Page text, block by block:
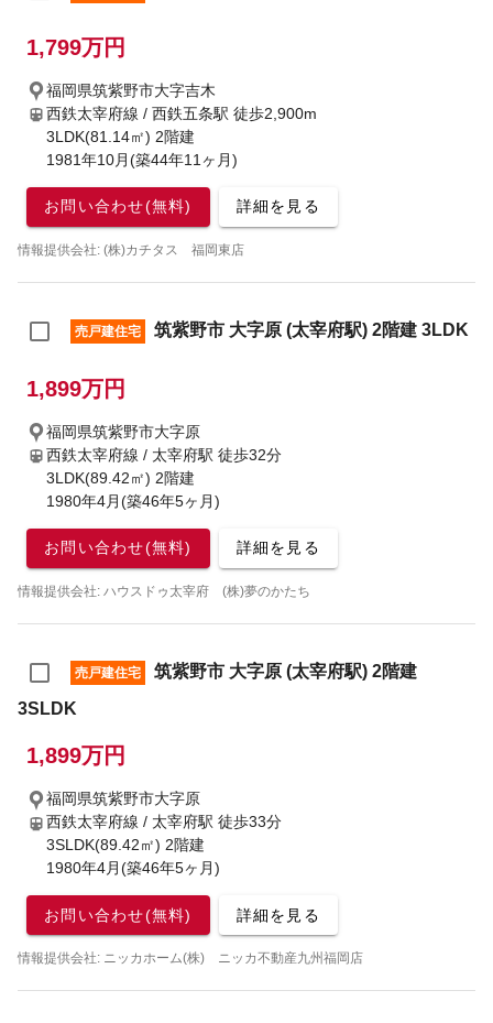
1,799万円
福岡県筑紫野市大字吉木
西鉄太宰府線 / 西鉄五条駅 徒歩2,900m
3LDK(81.14㎡) 2階建
1981年10月(築44年11ヶ月)
お問い合わせ(無料) 詳細を見る
情報提供会社: (株)カチタス 福岡東店
売戸建住宅 筑紫野市 大字原 (太宰府駅) 2階建 3LDK
1,899万円
福岡県筑紫野市大字原
西鉄太宰府線 / 太宰府駅 徒歩32分
3LDK(89.42㎡) 2階建
1980年4月(築46年5ヶ月)
お問い合わせ(無料) 詳細を見る
情報提供会社: ハウスドゥ太宰府 (株)夢のかたち
売戸建住宅
筑紫野市 大字原 (太宰府駅) 2階建
3SLDK
1,899万円
福岡県筑紫野市大字原
西鉄太宰府線 / 太宰府駅 徒歩33分
3SLDK(89.42㎡) 2階建
1980年4月(築46年5ヶ月)
お問い合わせ(無料) 詳細を見る
情報提供会社: ニッカホーム(株) ニッカ不動産九州福岡店